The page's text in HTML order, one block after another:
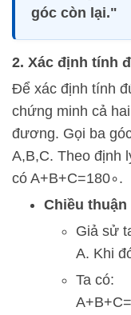
góc còn lại."
2. Xác định tính
Để xác định tính
chứng minh cả
đương. Gọi ba
A,B,C. Theo định
có A+B+C=180∘.
Chiều thuận
Giả sử
A. Khi
Ta có:
A+B+C=